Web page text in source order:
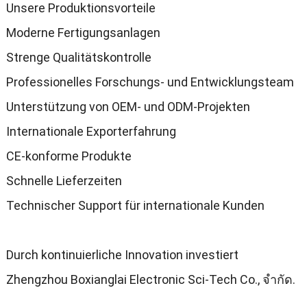
Unsere Produktionsvorteile
Moderne Fertigungsanlagen
Strenge Qualitätskontrolle
Professionelles Forschungs- und Entwicklungsteam
Unterstützung von OEM- und ODM-Projekten
Internationale Exporterfahrung
CE-konforme Produkte
Schnelle Lieferzeiten
Technischer Support für internationale Kunden
Durch kontinuierliche Innovation investiert
Zhengzhou Boxianglai Electronic Sci-Tech Co., จํากัด.